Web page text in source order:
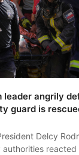
leader angrily
guard is
Delcy